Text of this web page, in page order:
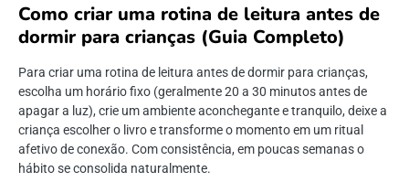
Como criar uma rotina de leitura antes de
dormir para crianças (Guia Completo)
Para criar uma rotina de leitura antes de dormir para crianças,
escolha um horário fixo (geralmente 20 a 30 minutos antes de
apagar a luz), crie um ambiente aconchegante e tranquilo, deixe a
criança escolher o livro e transforme o momento em um ritual
afetivo de conexão. Com consistência, em poucas semanas o
hábito se consolida naturalmente.